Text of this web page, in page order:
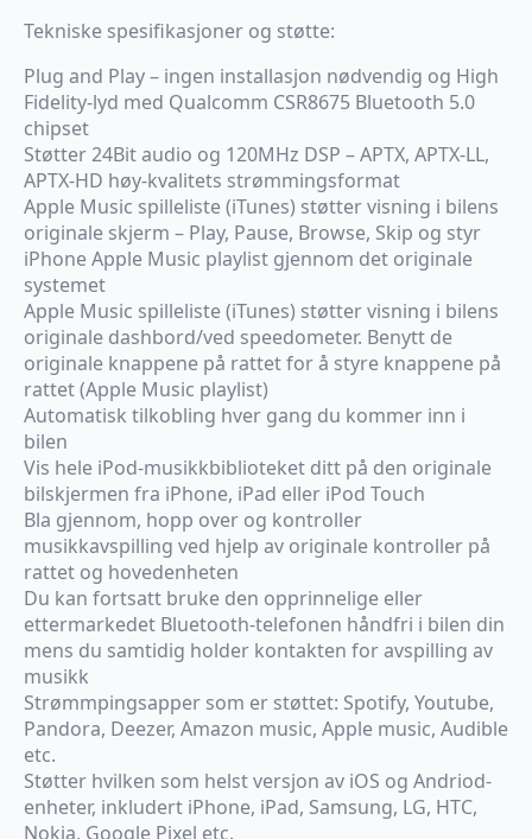
Tekniske spesifikasjoner og støtte:
Plug and Play – ingen installasjon nødvendig og High
Fidelity-lyd med Qualcomm CSR8675 Bluetooth 5.0
chipset
Støtter 24Bit audio og 120MHz DSP – APTX, APTX-LL,
APTX-HD høy-kvalitets strømmingsformat
Apple Music spilleliste (iTunes) støtter visning i bilens
originale skjerm – Play, Pause, Browse, Skip og styr
iPhone Apple Music playlist gjennom det originale
systemet
Apple Music spilleliste (iTunes) støtter visning i bilens
originale dashbord/ved speedometer. Benytt de
originale knappene på rattet for å styre knappene på
rattet (Apple Music playlist)
Automatisk tilkobling hver gang du kommer inn i
bilen
Vis hele iPod-musikkbiblioteket ditt på den originale
bilskjermen fra iPhone, iPad eller iPod Touch
Bla gjennom, hopp over og kontroller
musikkavspilling ved hjelp av originale kontroller på
rattet og hovedenheten
Du kan fortsatt bruke den opprinnelige eller
ettermarkedet Bluetooth-telefonen håndfri i bilen din
mens du samtidig holder kontakten for avspilling av
musikk
Strømmpingsapper som er støttet: Spotify, Youtube,
Pandora, Deezer, Amazon music, Apple music, Audible
etc.
Støtter hvilken som helst versjon av iOS og Andriod-
enheter, inkludert iPhone, iPad, Samsung, LG, HTC,
Nokia, Google Pixel etc.